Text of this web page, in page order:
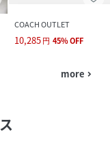
COACH OUTLET
10,285円 45%OFF
more navigate_next